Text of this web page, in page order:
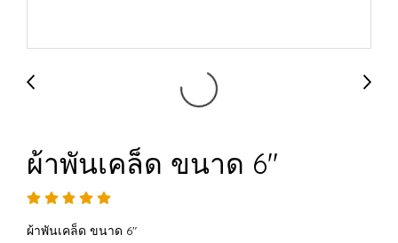
ผ้าพันเคล็ด ขนาด 6"
ผ้าพันเคล็ด ขนาด 6"